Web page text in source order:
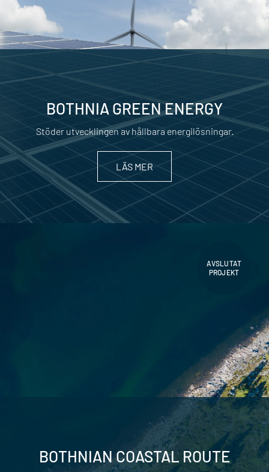
BOTHNIA GREEN ENERGY
Stöder utvecklingen av hållbara energilösningar.
LÄS MER
AVSLUTAT
PROJEKT
BOTHNIAN COASTAL ROUTE